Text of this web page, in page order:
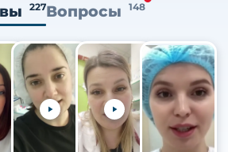
227Вопросы 148